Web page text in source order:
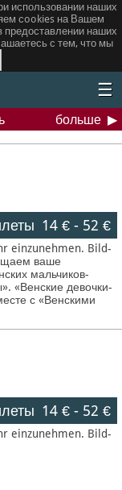
использовании наших
сookies на Вашем
предоставлении наших
с тем, что мы
☰
больше
14 €- 52 €
einzunehmen. Bild-
ваше
мальчиков-
«Венские девочки-
с «Венскими
14 €- 52 €
einzunehmen. Bild-